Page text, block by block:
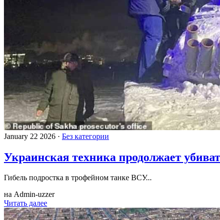
January 22 2026 · Без категории
Украинская техника продолжает
Гибель подростка в трофейном танке ВСУ...
на Admin-uzzer
Читать далее